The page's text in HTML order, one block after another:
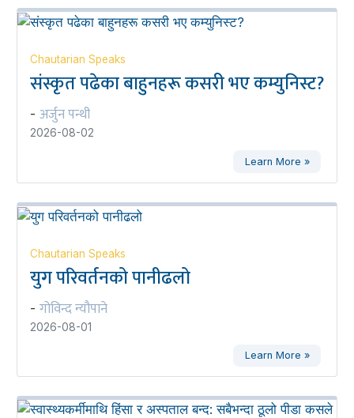
Chautarian Speaks
संस्कृत पढेका बाहुनहरू कसरी भए कम्युनिस्ट?
- अर्जुन पन्थी
2026-08-02
Learn More »
Chautarian Speaks
युग परिवर्तनको पानीढलो
- गोविन्द न्यौपाने
2026-08-01
Learn More »